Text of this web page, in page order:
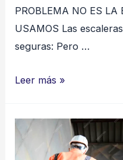
PROBLEMA NO ES LA
USAMOS Las
seguras: Pero …
Ascensos
Leer más »